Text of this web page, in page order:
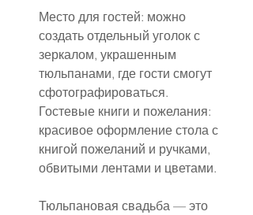
Место для гостей: можно
создать отдельный уголок с
зеркалом, украшенным
тюльпанами, где гости смогут
сфотографироваться.
Гостевые книги и пожелания:
красивое оформление стола с
книгой пожеланий и ручками,
обвитыми лентами и цветами.
Тюльпановая свадьба — это